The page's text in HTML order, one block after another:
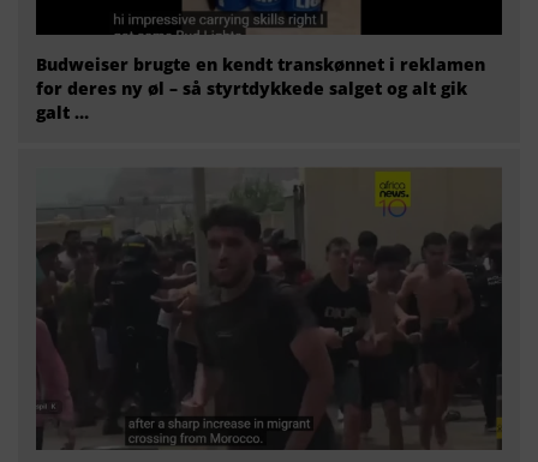
Budweiser brugte en kendt transkønnet i reklamen
for deres ny øl – så styrtdykkede salget og alt gik
galt …